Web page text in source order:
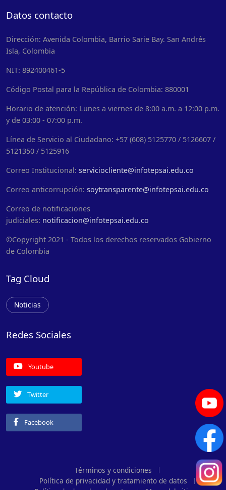
Datos contacto
Dirección: Avenida Colombia, Barrio Sarie Bay. San Andrés
Isla, Colombia
NIT: 892400461-5
Código Postal para la República de Colombia: 880001
Horario de atención: Lunes a viernes de 8:00 a.m. a 12:00 p.m.
y de 03:00 - 07:00 p.m.
Línea de Servicio al Ciudadano: +57 (608) 5125770 / 5126607 /
5121350 / 5125916
Correo Institucional: serviciocliente@infotepsai.edu.co
Correo anticorrupción: soytransparente@infotepsai.edu.co
Correo de notificaciones
judiciales: notificacion@infotepsai.edu.co
©Copyright 2021 - Todos los derechos reservados Gobierno
de Colombia
Tag Cloud
Noticias
Redes Sociales
Youtube
Twitter
Facebook
Términos y condiciones
Política de privacidad y tratamiento de datos